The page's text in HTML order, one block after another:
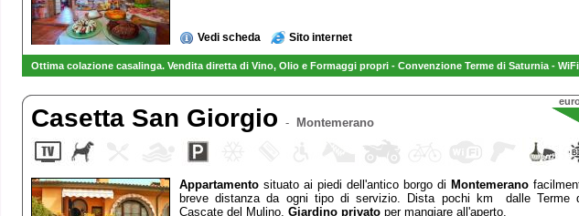
Vedi scheda Sito internet
Ottima colazione casalinga. Vendita diretta di Vino, Olio e Formaggi propri - Convenzione Terme di Saturnia -
Casetta San Giorgio - Montemerano
Appartamento situato ai piedi dell'antico borgo di Montemerano
breve distanza da ogni tipo di servizio. Dista pochi km dalle Terme
Cascate del Mulino. Giardino privato per mangiare all'aperto.